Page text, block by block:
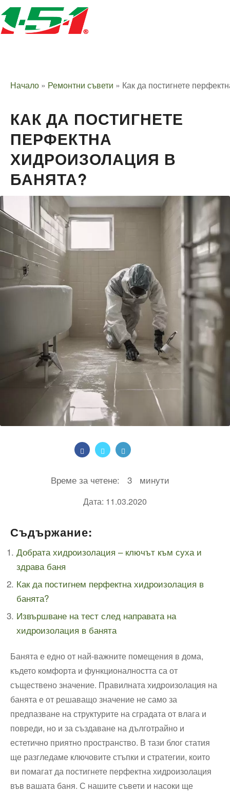
Начало » Ремонтни съвети » Как да постигнете
КАК ДА ПОСТИГНЕТЕ
ПЕРФЕКТНА
ХИДРОИЗОЛАЦИЯ В
БАНЯТА?
Време за четене: 3 минути
Дата: 11.03.2020
Съдържание:
Добрата хидроизолация – ключът към суха и
здрава баня
Как да постигнем перфектна хидроизолация в
банята?
Извършване на тест след направата на
хидроизолация в банята
Банята е едно от най-важните помещения в дома,
където комфорта и функционалността са от
съществено значение. Правилната хидроизолация на
банята е от решаващо значение не само за
предпазване на структурите на сградата от влага и
повреди, но и за създаване на дълготрайно и
естетично приятно пространство. В тази блог статия
ще разгледаме ключовите стъпки и стратегии, които
ви помагат да постигнете перфектна хидроизолация
във вашата баня. С нашите съвети и насоки ще